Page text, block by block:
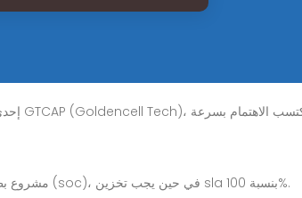
مشروع بطارية تخزين الطاقة من فوسفات الحديد الليثيوم في زامبيا لا ينبغي تخزين الليثيوم بنسبة 100% في حالة الشحن (soc)، في حين يجب تخزين sla بنسبة 100%.